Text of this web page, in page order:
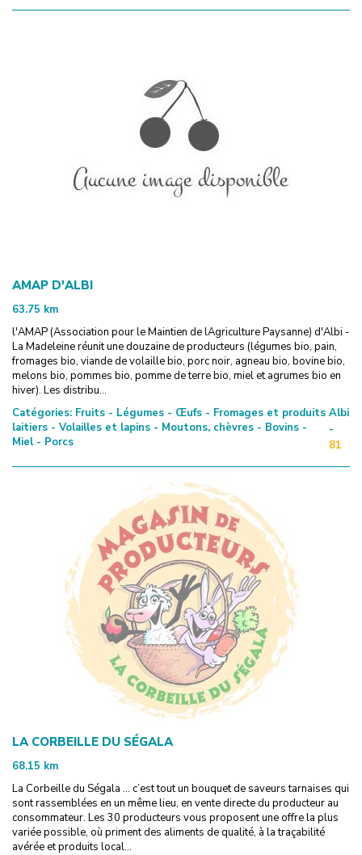
AMAP D'ALBI
63.75 km
l'AMAP (Association pour le Maintien de lAgriculture Paysanne) d'Albi -
La Madeleine réunit une douzaine de producteurs (légumes bio, pain,
fromages bio, viande de volaille bio, porc noir, agneau bio, bovine bio,
melons bio, pommes bio, pomme de terre bio, miel et agrumes bio en
hiver). Les distribu...
Catégories: Fruits - Légumes - Œufs - Fromages et produits
laitiers - Volailles et lapins - Moutons, chèvres - Bovins -
Miel - Porcs
Albi
-
81
LA CORBEILLE DU SÉGALA
68.15 km
La Corbeille du Ségala … c’est tout un bouquet de saveurs tarnaises qui
sont rassemblées en un même lieu, en vente directe du producteur au
consommateur. Les 30 producteurs vous proposent une offre la plus
variée possible, où priment des aliments de qualité, à la traçabilité
avérée et produits local...